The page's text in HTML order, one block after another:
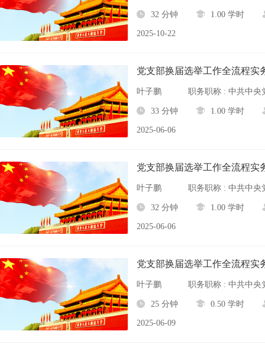
32 分钟 1.00 学时
2025-10-22
党支部换届选举工作全流程实
叶子鹏 职务职称 : 中共中央
33 分钟 1.00 学时
2025-06-06
党支部换届选举工作全流程实
叶子鹏 职务职称 : 中共中央
32 分钟 1.00 学时
2025-06-06
党支部换届选举工作全流程实
叶子鹏 职务职称 : 中共中央
25 分钟 0.50 学时
2025-06-09